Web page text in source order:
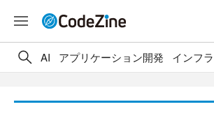
AI アプリケーション開発 インフラ